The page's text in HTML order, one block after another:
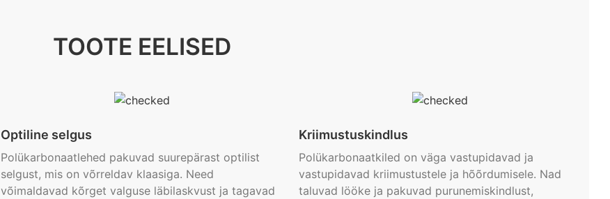
TOOTE EELISED
Optiline selgus
Polükarbonaatlehed pakuvad suurepärast optilist
selgust, mis on võrreldav klaasiga. Need
võimaldavad kõrget valguse läbilaskvust ja tagavad
Kriimustuskindlus
Polükarbonaatkiled on väga vastupidavad ja
vastupidavad kriimustustele ja hõõrdumisele. Nad
taluvad lööke ja pakuvad purunemiskindlust,